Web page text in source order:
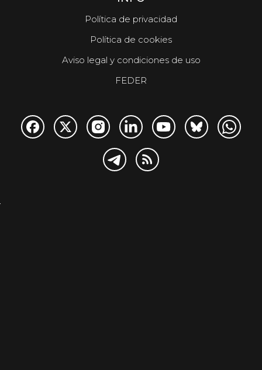
Política de privacidad
Política de cookies
Aviso legal y condiciones de uso
FEDER